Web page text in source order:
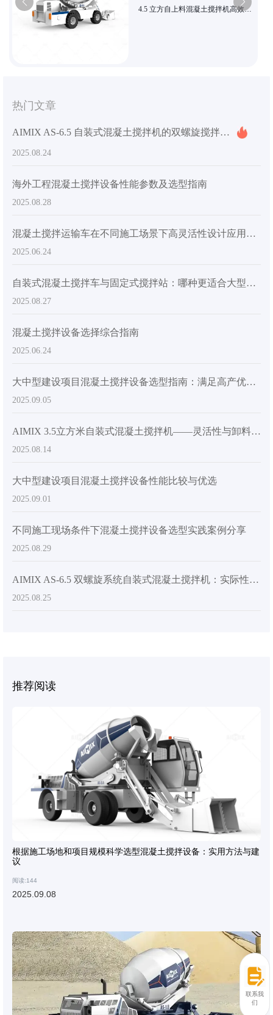
4.5 立方自上料混凝土搅拌机高效供
热门文章
AIMIX AS-6.5 自装式混凝土搅拌机的双螺旋搅拌系统如何解决大体积材料的均匀性挑战
2025.08.24
海外工程混凝土搅拌设备性能参数及选型指南
2025.08.28
混凝土搅拌运输车在不同施工场景下高灵活性设计应用指南
2025.06.24
自装式混凝土搅拌车与固定式搅拌站：哪种更适合大型建筑工地？
2025.08.27
混凝土搅拌设备选择综合指南
2025.06.24
大中型建设项目混凝土搅拌设备选型指南：满足高产优质要求的关键因素
2025.09.05
AIMIX 3.5立方米自装式混凝土搅拌机——灵活性与卸料效率的完美平衡
2025.08.14
大中型建设项目混凝土搅拌设备性能比较与优选
2025.09.01
不同施工现场条件下混凝土搅拌设备选型实践案例分享
2025.08.29
AIMIX AS-6.5 双螺旋系统自装式混凝土搅拌机：实际性能和客户洞察
2025.08.25
推荐阅读
根据施工场地和项目规模科学选型混凝土搅拌设备：实用方法与建
议
阅读:144
2025.09.08
联系我
们